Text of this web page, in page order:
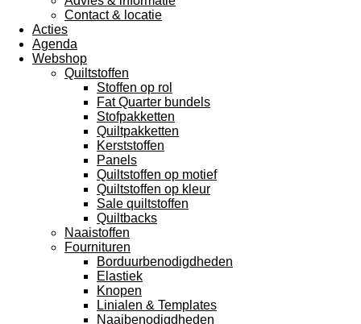
Contact & locatie
Acties
Agenda
Webshop
Quiltstoffen
Stoffen op rol
Fat Quarter bundels
Stofpakketten
Quiltpakketten
Kerststoffen
Panels
Quiltstoffen op motief
Quiltstoffen op kleur
Sale quiltstoffen
Quiltbacks
Naaistoffen
Fournituren
Borduurbenodigdheden
Elastiek
Knopen
Linialen & Templates
Naaibenodigdheden